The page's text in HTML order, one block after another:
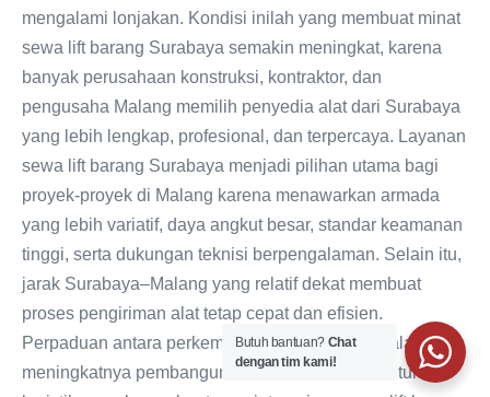
mengalami lonjakan. Kondisi inilah yang membuat minat
sewa lift barang Surabaya semakin meningkat, karena
banyak perusahaan konstruksi, kontraktor, dan
pengusaha Malang memilih penyedia alat dari Surabaya
yang lebih lengkap, profesional, dan terpercaya. Layanan
sewa lift barang Surabaya menjadi pilihan utama bagi
proyek-proyek di Malang karena menawarkan armada
yang lebih variatif, daya angkut besar, standar keamanan
tinggi, serta dukungan teknisi berpengalaman. Selain itu,
jarak Surabaya–Malang yang relatif dekat membuat
proses pengiriman alat tetap cepat dan efisien.
Perpaduan antara perkembangan pesat Kota Malang,
meningkatnya pembangunan vertikal, serta kebutuhan
Butuh bantuan? Chat
dengan tim kami!